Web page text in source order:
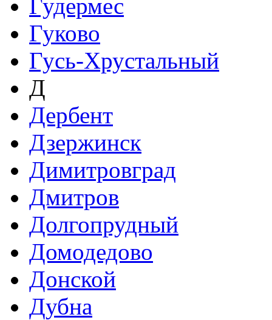
Гудермес
Гуково
Гусь-Хрустальный
Д
Дербент
Дзержинск
Димитровград
Дмитров
Долгопрудный
Домодедово
Донской
Дубна